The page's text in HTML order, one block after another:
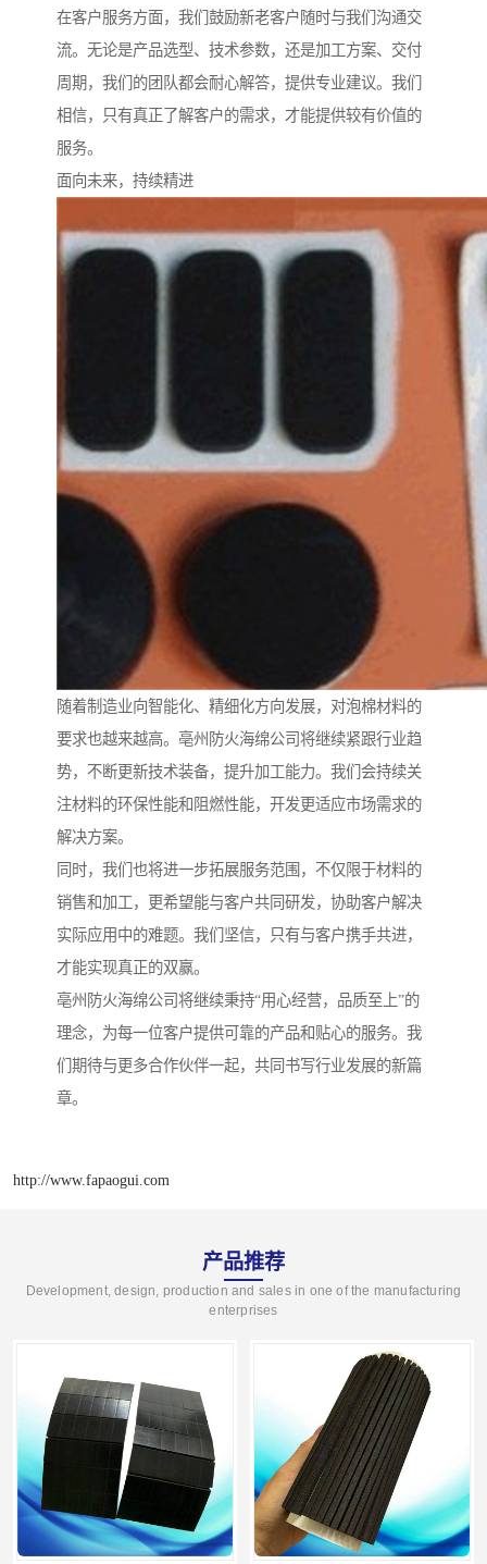
在客户服务方面，我们鼓励新老客户随时与我们沟通交
流。无论是产品选型、技术参数，还是加工方案、交付
周期，我们的团队都会耐心解答，提供专业建议。我们
相信，只有真正了解客户的需求，才能提供较有价值的
服务。
面向未来，持续精进
随着制造业向智能化、精细化方向发展，对泡棉材料的
要求也越来越高。亳州防火海绵公司将继续紧跟行业趋
势，不断更新技术装备，提升加工能力。我们会持续关
注材料的环保性能和阻燃性能，开发更适应市场需求的
解决方案。
同时，我们也将进一步拓展服务范围，不仅限于材料的
销售和加工，更希望能与客户共同研发，协助客户解决
实际应用中的难题。我们坚信，只有与客户携手共进，
才能实现真正的双赢。
亳州防火海绵公司将继续秉持“用心经营，品质至上”的
理念，为每一位客户提供可靠的产品和贴心的服务。我
们期待与更多合作伙伴一起，共同书写行业发展的新篇
章。
http://www.fapaogui.com
产品推荐
Development, design, production and sales in one of the manufacturing
enterprises